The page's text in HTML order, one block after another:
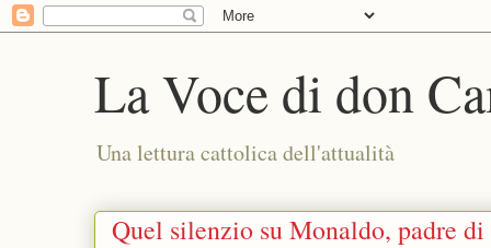
La Voce di don
Una lettura cattolica dell'attualità
Quel silenzio su Monaldo, padre